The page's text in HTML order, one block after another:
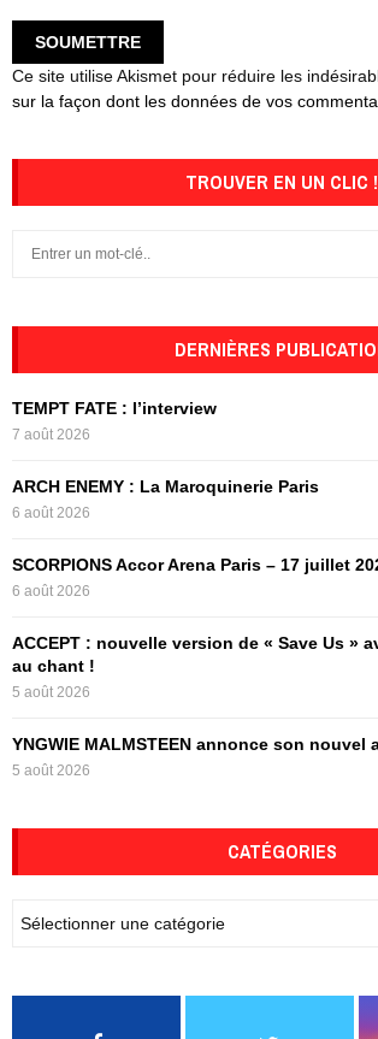
Ce site utilise Akismet pour réduire les
sur la façon dont les données de vos
TROUVER EN UN CLIC !
o
r
DERNIÈRES
TEMPT FATE : l’interview
7 août 2026
ARCH ENEMY : La Maroquinerie Paris
6 août 2026
SCORPIONS Accor Arena Paris – 17 juillet
6 août 2026
ACCEPT : nouvelle version de « Save Us »
au chant !
5 août 2026
YNGWIE MALMSTEEN annonce son nouvel
5 août 2026
CATÉGORIES